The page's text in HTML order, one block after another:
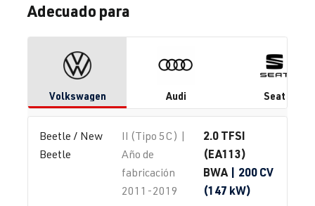
Adecuado para
Volkswagen Audi Seat
Beetle / New
Beetle
II (Tipo 5C) |
Año de
fabricación
2011-2019
2.0 TFSI
(EA113)
BWA | 200 CV
(147 kW)